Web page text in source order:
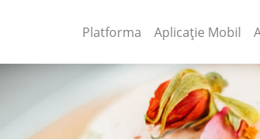
Platforma (current)
Aplicație Mobil